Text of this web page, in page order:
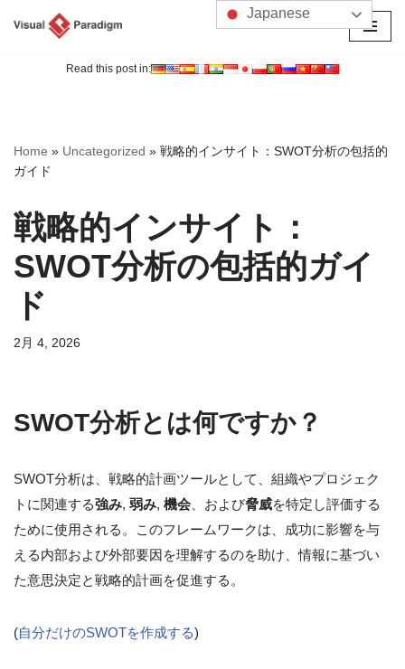
へ
ス
ッ
プ
Read this post in:
Home » Uncategorized » 戦略的インサイト：SWOT分析の包括的
ガイド
戦略的インサイト：
SWOT分析の包括的ガイ
ド
2月 4, 2026
SWOT分析とは何ですか？
SWOT分析は、戦略的計画ツールとして、組織やプロジェク
トに関連する強み, 弱み, 機会 、および脅威を特定し評価する
ために使用される。このフレームワークは、成功に影響を与
える内部および外部要因を理解するのを助け、情報に基づい
た意思決定と戦略的計画を促進する。
(自分だけのSWOTを作成する)
Japanese